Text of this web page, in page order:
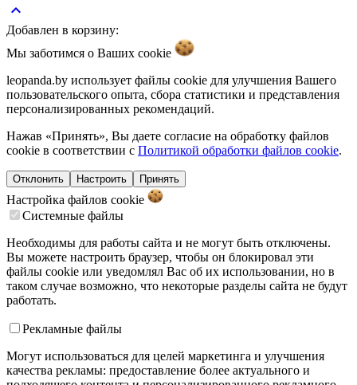
keyboard_arrow_up
Добавлен в корзину:
Мы заботимся о Ваших cookie
leopanda.by использует файлы cookie для улучшения Вашего
пользовательского опыта, сбора статистики и представления
персонализированных рекомендаций.
Нажав «Принять», Вы даете согласие на обработку файлов
cookie в соответствии с Политикой обработки файлов cookie.
Отклонить Настроить Принять
Настройка файлов cookie
Системные файлы
Необходимы для работы сайта и не могут быть отключены.
Вы можете настроить браузер, чтобы он блокировал эти
файлы cookie или уведомлял Вас об их использовании, но в
таком случае возможно, что некоторые разделы сайта не будут
работать.
Рекламные файлы
Могут использоваться для целей маркетинга и улучшения
качества рекламы: предоставление более актуального и